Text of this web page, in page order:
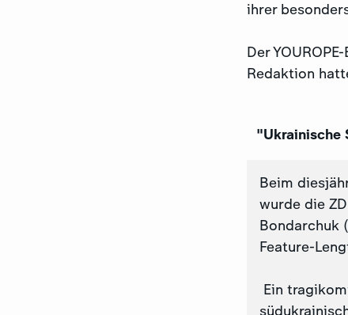
ihrer
Der
Redaktion
"Ukrainische
Beim
wurde die
Bondarchuk
Feature-
Ein